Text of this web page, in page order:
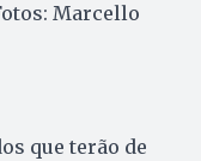
Marcello
que terão de